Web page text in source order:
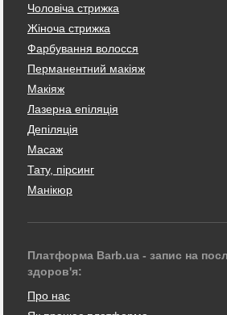
Чоловіча стрижка
Жіноча стрижка
Фарбування волосся
Перманентний макіяж
Макіяж
Лазерна епіляція
Депіляція
Масаж
Тату, пірсинг
Манікюр
Платформа Barb.ua - запис на
здоров'я:
Про нас